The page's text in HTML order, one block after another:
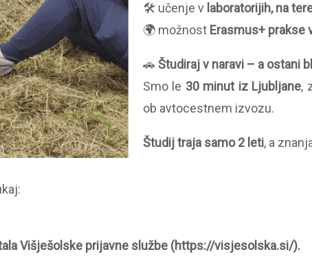
🛠️ učenje v laboratorijih, na
🌍 možnost Erasmus+ prakse
🚗 Študiraj v naravi – a ostani
Smo le 30 minut iz Ljubljane,
ob avtocestnem izvozu.
Študij traja samo 2 leti, a
Višješolske prijavne službe (https://visjesolska.si/).